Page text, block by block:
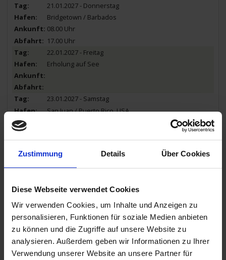
Zustimmung Details Über Cookies
Diese Webseite verwendet Cookies
Wir verwenden Cookies, um Inhalte und Anzeigen zu
personalisieren, Funktionen für soziale Medien anbieten
zu können und die Zugriffe auf unsere Website zu
analysieren. Außerdem geben wir Informationen zu Ihrer
Verwendung unserer Website an unsere Partner für
21.01.2027 - Donnerstag
Bridgetown / Barbados
08.00 Uhr
17.00 Uhr
22.01.2027 - Freitag
Erholung auf See
23.01.2027 - Samstag
San Juan / Puerto Rico, USA
Celebrity Constellation
Extras buchen
Reisedokumente
Mobilität